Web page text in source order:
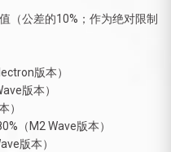
（公差的10%；作为绝对限制
版本）
版本）
）
（M2 Wave版本）
版本）